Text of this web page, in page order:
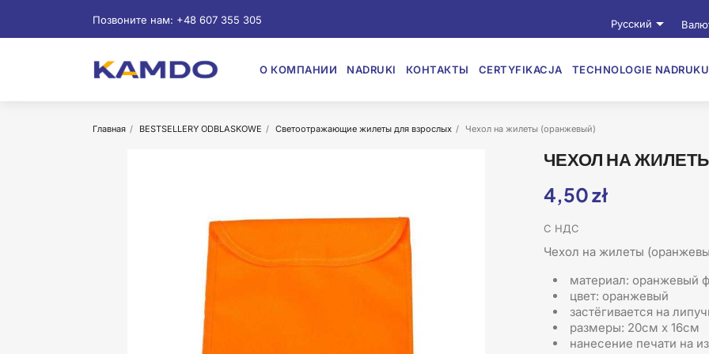
Позвоните нам: +48 607 355 305 Русский
О КОМПАНИИ NADRUKI КОНТАКТЫ CERTYFIKACJA TECHNOLOGIE NADRUKU
Главная BESTSELLERY ODBLASKOWE Светоотражающие жилеты для взрослых Чехол на жилеты (оранжевый)
ЧЕХОЛ НА
4,50 zł
С НДС
Чехол на жилеты
материал: оранжевый
цвет: оранжевый
застёгивается на
размеры: 20cм x 16cм
нанесение печати на